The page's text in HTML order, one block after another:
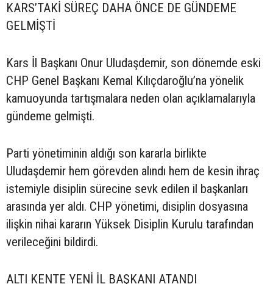
KARS’TAKİ SÜREÇ DAHA ÖNCE DE GÜNDEME
GELMİŞTİ
Kars İl Başkanı Onur Uludaşdemir, son dönemde eski
CHP Genel Başkanı Kemal Kılıçdaroğlu’na yönelik
kamuoyunda tartışmalara neden olan açıklamalarıyla
gündeme gelmişti.
Parti yönetiminin aldığı son kararla birlikte
Uludaşdemir hem görevden alındı hem de kesin ihraç
istemiyle disiplin sürecine sevk edilen il başkanları
arasında yer aldı. CHP yönetimi, disiplin dosyasına
ilişkin nihai kararın Yüksek Disiplin Kurulu tarafından
verileceğini bildirdi.
ALTI KENTE YENİ İL BAŞKANI ATANDI